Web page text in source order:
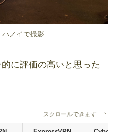
ハノイで撮影
に評価の高いと思った
スクロールできます